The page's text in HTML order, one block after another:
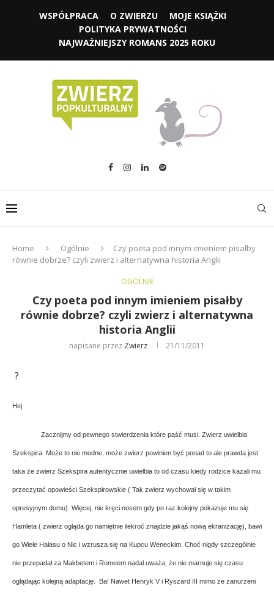
WSPÓŁPRACA O ZWIERZU
MOJE KSIĄŻKI
POLITYKA PRYWATNOŚCI
NAJWAŻNIEJSZY ROMANS 2025 ROKU
Home Ogólnie
Czy poeta pod innym imieniem pisałby
równie dobrze? czyli zwierz i alternatywna historia Anglii
OGÓLNIE
Czy poeta pod innym imieniem pisałby
równie dobrze? czyli zwierz i alternatywna
historia Anglii
napisane przez Zwierz 21/11/2011
?
Hej
Zacznijmy od pewnego stwierdzenia które paść musi. Zwierz uwielbia
Szekspira. Może to nie modne, może zwierz powinien być ponad to ale prawda jest
taka że zwierz Szekspira autentycznie uwielbia to od czasu kiedy rodzice kazali mu
przeczytać opowieści Szekspirowskie ( Tak zwierz wychował się w takim
opresyjnym domu). Więcej, nie kręci nosem gdy po raz kolejny pokazuje mu się
Hamleta ( zwierz ogląda go namiętnie ilekroć znajdzie jakąś nową ekranizację), bawi
go Wiele Hałasu o Nic i wzrusza się na Kupcu Weneckim. Choć nigdy szczególnie
nie przepadał za Makbetem i Romeem nadal uważa, że nie marnuje się czasu
oglądając kolejną adaptację. Ba! Nawet Henryk V i Ryszard III mimo że zanurzeni